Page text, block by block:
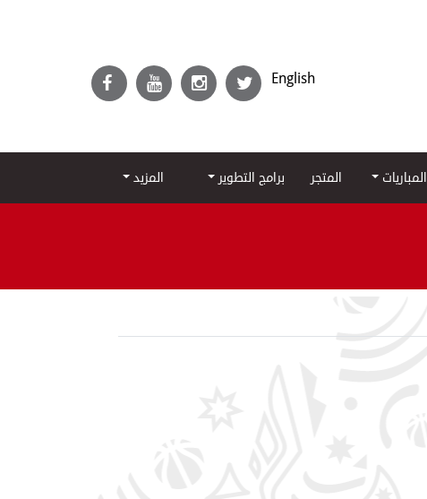
English
المباريات المتجر برامج التطوير المزيد